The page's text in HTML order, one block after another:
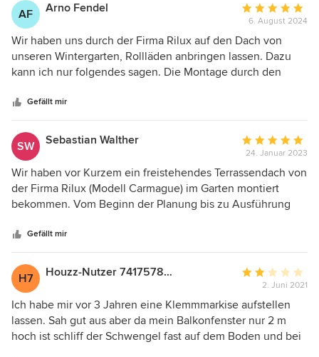
AF Arno Fendel
Bewertung:
5
von
5
6. August 2024
Wir haben uns durch der Firma Rilux auf den Dach von
unseren Wintergarten, Rollläden anbringen lassen. Dazu
kann ich nur folgendes sagen. Die Montage durch den
kann ich nur sagen, dass alle Mitarbeiter ein Traum sind. Ich
kann da nur eines zu sagen. Wenn man einmal Kunde bei
der Firma Rilux ist, bleibt man es ein Leben lang. Super
Super Super. Danke an alle Mitarbeiter der Firma Rilux.
Gefällt mir
SW Sebastian Walther
Bewertung:
5
von
5
24. Januar 2023
Wir haben vor Kurzem ein freistehendes Terrassendach von
der Firma Rilux (Modell Carmague) im Garten montiert
bekommen. Vom Beginn der Planung bis zu Ausführung
happy mit den Produkt und dem Service. Jederzeit
weiterzuempfehlen!!!
Gefällt mir
H7 Houzz-Nutzer 741757829
Bewertung:
2
von
5
2. Juni 2021
Ich habe mir vor 3 Jahren eine Klemmmarkise aufstellen
lassen. Sah gut aus aber da mein Balkonfenster nur 2 m
hoch ist schliff der Schwengel fast auf dem Boden und bei